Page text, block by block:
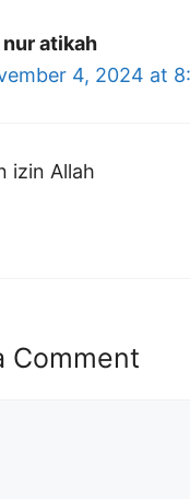
atikah
4, 2024 at
izin Allah
Comment